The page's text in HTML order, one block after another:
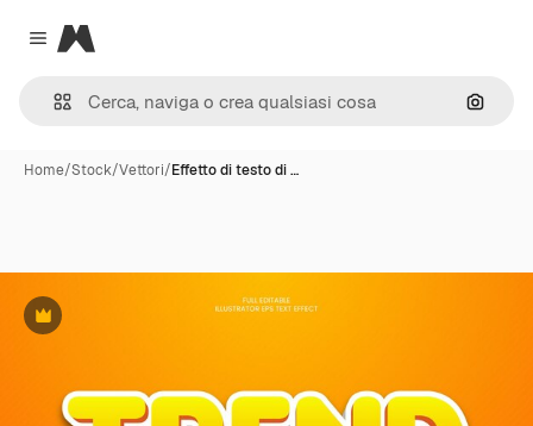
Close menu
Magnific
Cerca
Home/Stock/Vettori/Effetto di testo di …
Premium